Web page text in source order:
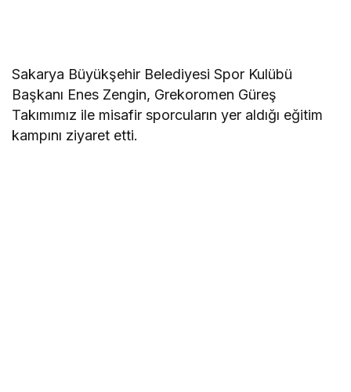
Sakarya Büyükşehir Belediyesi Spor Kulübü
Başkanı Enes Zengin, Grekoromen Güreş
Takımımız ile misafir sporcuların yer aldığı eğitim
kampını ziyaret etti.